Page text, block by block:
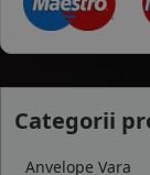
Categorii
Anvelope Vara